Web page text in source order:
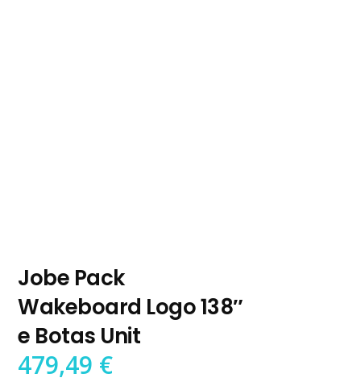
Jobe Pack
Wakeboard Logo 138″
e Botas Unit
479,49 €